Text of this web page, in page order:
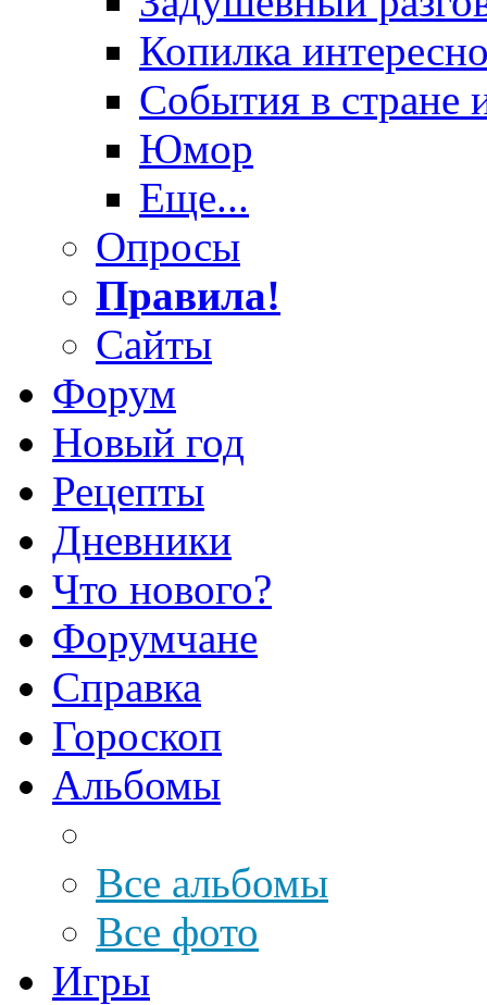
Копилка
События в стране
Юмор
Еще...
Опросы
Правила!
Сайты
Форум
Новый год
Рецепты
Дневники
Что нового?
Форумчане
Справка
Гороскоп
Альбомы
Все альбомы
Все фото
Игры